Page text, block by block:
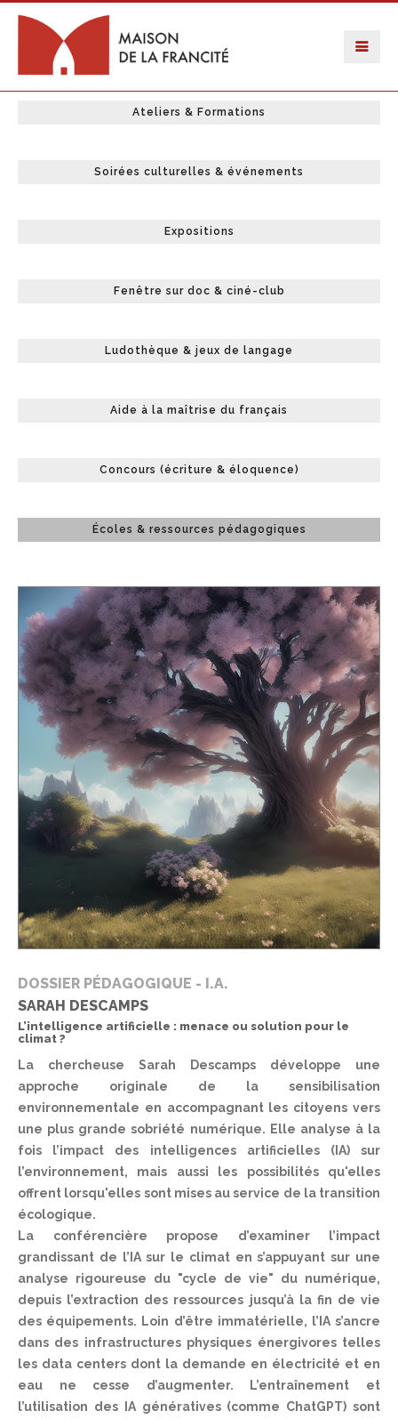
Ateliers & Formations
Soirées culturelles & événements
Expositions
Fenêtre sur doc & ciné-club
Ludothèque & jeux de langage
Aide à la maîtrise du français
Concours (écriture & éloquence)
Écoles & ressources pédagogiques
DOSSIER PÉDAGOGIQUE - I.A.
SARAH DESCAMPS
L’intelligence artificielle : menace ou solution pour le
climat ?
La chercheuse Sarah Descamps développe une
approche originale de la sensibilisation
environnementale en accompagnant les citoyens vers
une plus grande sobriété numérique. Elle analyse à la
fois l’impact des intelligences artificielles (IA) sur
l’environnement, mais aussi les possibilités qu'elles
offrent lorsqu'elles sont mises au service de la transition
écologique.
La conférencière propose d’examiner l’impact
grandissant de l’IA sur le climat en s’appuyant sur une
analyse rigoureuse du "cycle de vie" du numérique,
depuis l’extraction des ressources jusqu’à la fin de vie
des équipements. Loin d’être immatérielle, l’IA s’ancre
dans des infrastructures physiques énergivores telles
les data centers dont la demande en électricité et en
eau ne cesse d’augmenter. L’entraînement et
l’utilisation des IA génératives (comme ChatGPT) sont